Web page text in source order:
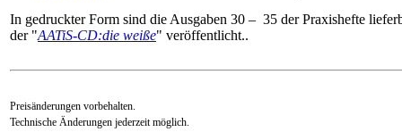
In gedruckter Form sind die Ausgaben 30 – 35 der Praxishefte
der "AATiS-CD:die weiße" veröffentlicht..
Preisänderungen vorbehalten.
Technische Änderungen jederzeit möglich.